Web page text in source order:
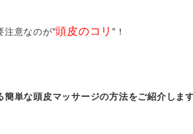
注意なのが”頭皮のコリ ”！
単な頭皮マッサージの方法をご紹介します